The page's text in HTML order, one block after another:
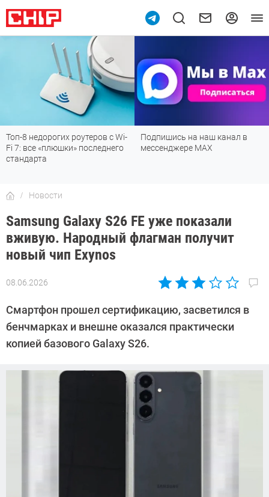
Топ-8 недорогих роутеров с Wi-
Fi 7: все «плюшки» последнего
стандарта
Подпишись на наш канал в
мессенджере МАХ
Новости
Samsung Galaxy S26 FE уже показали
вживую. Народный флагман получит
новый чип Exynos
08.06.2026
Автор:
Довлатова
Смартфон прошел сертификацию, засветился в
бенчмарках и внешне оказался практически
копией базового Galaxy S26.